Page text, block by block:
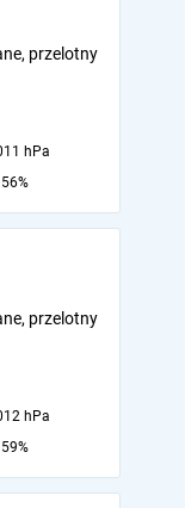
przelotny
hPa
56%
przelotny
hPa
59%